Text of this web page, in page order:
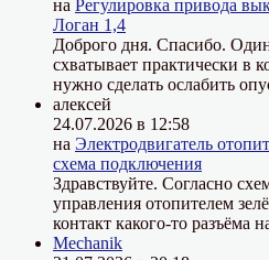
на Регулировка привода
Логан 1,4
Доброго дня. Спасибо.
схватывает практически в
нужно сделать ослабить
алексей
24.07.2026 в 12:58
на Электродвигатель
схема подключения
Здравствуйте. Согласно
управления отопителем
контакт какого-то разъёма
Mechanik